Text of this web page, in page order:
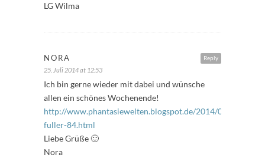
LG Wilma
Reply
NORA
25. Juli 2014 at 12:53
Ich bin gerne wieder mit dabei und wünsche
allen ein schönes Wochenende!
http://www.phantasiewelten.blogspot.de/2014/07/freitags-
fuller-84.html
Liebe Grüße 🙂
Nora